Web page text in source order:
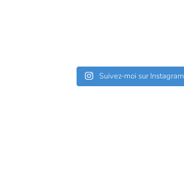
Suivez-moi sur Instagram